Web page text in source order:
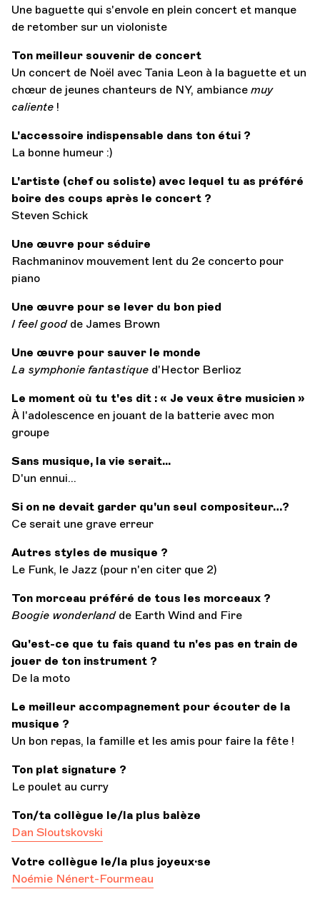
Une baguette qui s'envole en plein concert et manque
de retomber sur un violoniste
Ton meilleur souvenir de concert
Un concert de Noël avec Tania Leon à la baguette et un
chœur de jeunes chanteurs de NY, ambiance muy
caliente !
L'accessoire indispensable dans ton étui ?
La bonne humeur :)
L'artiste (chef ou soliste) avec lequel tu as préféré
boire des coups après le concert ?
Steven Schick
Une œuvre pour séduire
Rachmaninov mouvement lent du 2e concerto pour
piano
Une œuvre pour se lever du bon pied
I feel goodde James Brown
Une œuvre pour sauver le monde
La symphonie fantastique d'Hector Berlioz
Le moment où tu t'es dit : « Je veux être musicien »
À l'adolescence en jouant de la batterie avec mon
groupe
Sans musique, la vie serait...
D'un ennui...
Si on ne devait garder qu'un seul compositeur…?
Ce serait une grave erreur
Autres styles de musique ?
Le Funk, le Jazz (pour n'en citer que 2)
Ton morceau préféré de tous les morceaux ?
Boogie wonderlandde Earth Wind and Fire
Qu'est-ce que tu fais quand tu n'es pas en train de
jouer de ton instrument ?
De la moto
Le meilleur accompagnement pour écouter de la
musique ?
Un bon repas, la famille et les amis pour faire la fête !
Ton plat signature ?
Le poulet au curry
Ton/ta collègue le/la plus balèze
Dan Sloutskovski
Votre collègue le/la plus joyeux·se
Noémie Nénert-Fourmeau